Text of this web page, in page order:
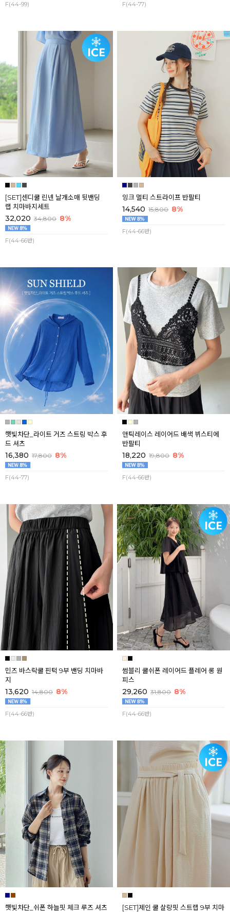
F(44-99) F(44-77)
[SET]센디쿨 린넨 날개소매 뒷밴딩
랩 치마바지세트
32,020 34,800 8%
F(44-66반)
잉크 멀티 스트라이프 반팔티
14,540 15,800 8%
F(44-66반)
햇빛차단_라이트 거즈 스트링 박스 후
드 셔츠
16,380 17,800 8%
F(44-77)
앤틱레이스 레이어드 배색 뷔스티에
반팔티
18,220 19,800 8%
F(44-66반)
민즈 바스락쿨 핀턱 9부 밴딩 치마바
지
13,620 14,800 8%
F(44-66반)
썸블리 쿨쉬폰 레이어드 플레어 롱 원
피스
29,260 31,800 8%
F(44-66반)
햇빛차단_쉬폰 하늘핏 체크 루즈 셔츠
[SET]제인 쿨 살랑핏 스트랩 9부 치마